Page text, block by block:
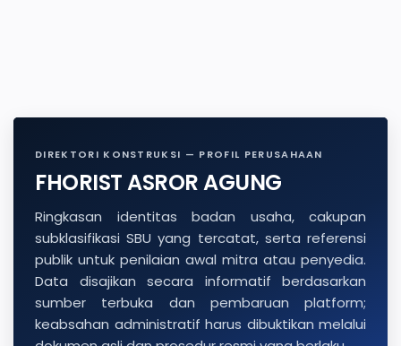
DIREKTORI KONSTRUKSI — PROFIL PERUSAHAAN
FHORIST ASROR AGUNG
Ringkasan identitas badan usaha, cakupan
subklasifikasi SBU yang tercatat, serta referensi
publik untuk penilaian awal mitra atau penyedia.
Data disajikan secara informatif berdasarkan
sumber terbuka dan pembaruan platform;
keabsahan administratif harus dibuktikan melalui